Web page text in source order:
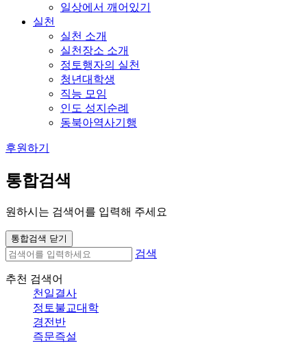
일상에서 깨어있기
실천
실천 소개
실천장소 소개
정토행자의 실천
청년대학생
직능 모임
인도 성지순례
동북아역사기행
후원하기
통합검색
원하시는 검색어를 입력해 주세요
통합검색 닫기
검색
추천 검색어
천일결사
정토불교대학
경전반
즉문즉설